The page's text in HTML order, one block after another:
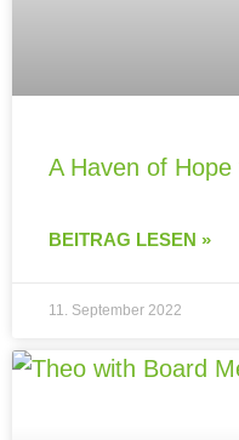
A Haven of
BEITRAG LESEN »
11. September 2022